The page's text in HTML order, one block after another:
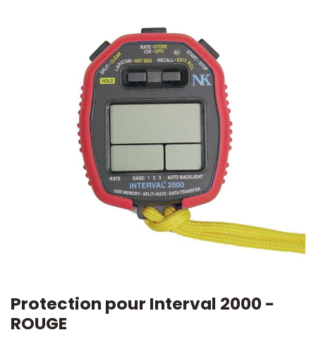
Protection pour Interval 2000 -
ROUGE